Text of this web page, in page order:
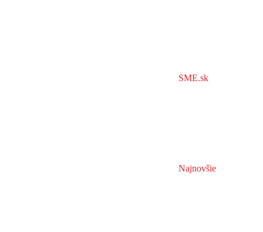
SME.sk
Najnovšie